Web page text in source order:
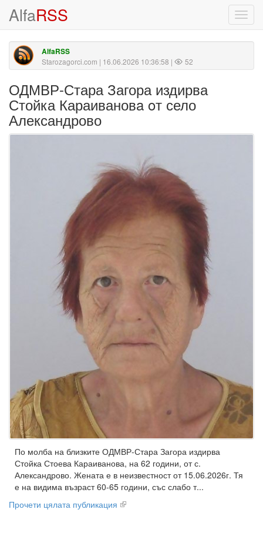
AlfaRSS
AlfaRSS
Starozagorci.com | 16.06.2026 10:36:58 | 52
ОДМВР-Стара Загора издирва
Стойка Караивановa oт село
Александрово
По молба на близките ОДМВР-Стара Загора издирва
Стойка Стоева Караиванова, на 62 години, от с.
Александрово. Жената е в неизвестност от 15.06.2026г. Тя
е на видима възраст 60-65 години, със слабо т...
Прочети цялата публикация